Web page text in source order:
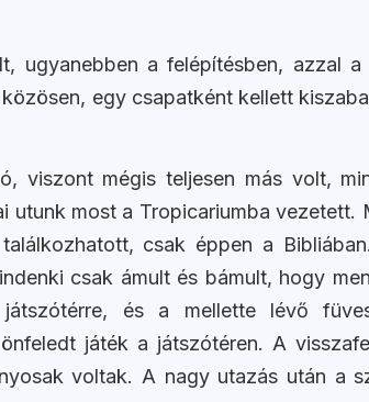
ugyanebben a felépítésben, azzal
egy csapatként kellett
viszont mégis teljesen más volt,
utunk most a Tropicariumba
csak éppen a
csak ámult és bámult, hogy
és a mellette lévő
játék a játszótéren. A
voltak. A nagy utazás után a